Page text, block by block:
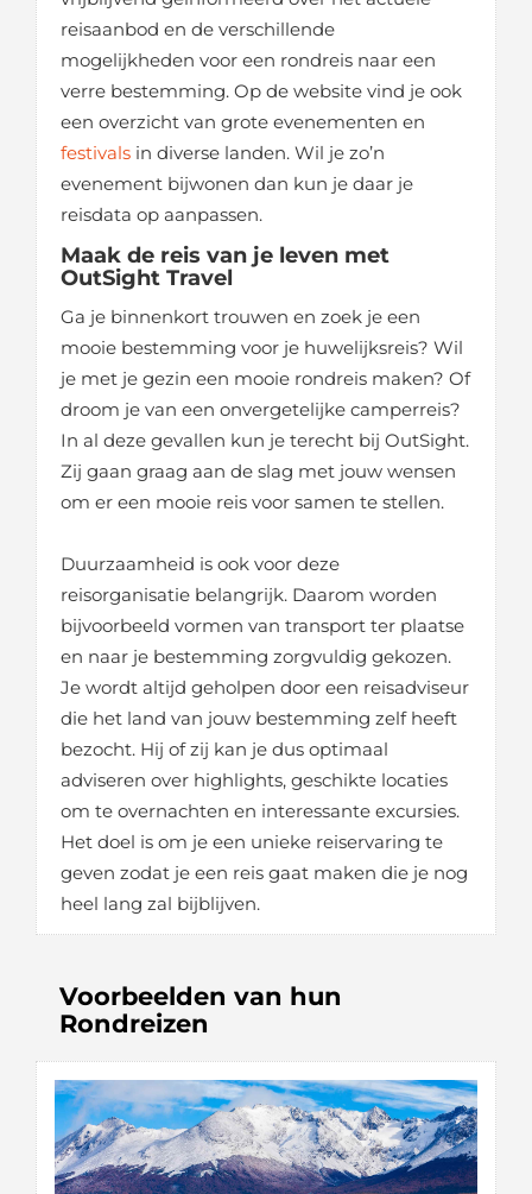
reisaanbod en de verschillende
mogelijkheden voor een rondreis naar een
verre bestemming. Op de website vind je ook
een overzicht van grote evenementen en
festivals in diverse landen. Wil je zo’n
evenement bijwonen dan kun je daar je
reisdata op aanpassen.
Maak de reis van je leven met
OutSight Travel
Ga je binnenkort trouwen en zoek je een
mooie bestemming voor je huwelijksreis? Wil
je met je gezin een mooie rondreis maken? Of
droom je van een onvergetelijke camperreis?
In al deze gevallen kun je terecht bij OutSight.
Zij gaan graag aan de slag met jouw wensen
om er een mooie reis voor samen te stellen.
Duurzaamheid is ook voor deze
reisorganisatie belangrijk. Daarom worden
bijvoorbeeld vormen van transport ter plaatse
en naar je bestemming zorgvuldig gekozen.
Je wordt altijd geholpen door een reisadviseur
die het land van jouw bestemming zelf heeft
bezocht. Hij of zij kan je dus optimaal
adviseren over highlights, geschikte locaties
om te overnachten en interessante excursies.
Het doel is om je een unieke reiservaring te
geven zodat je een reis gaat maken die je nog
heel lang zal bijblijven.
Voorbeelden van hun
Rondreizen